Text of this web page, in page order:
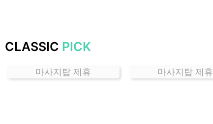
가
격
CLASSIC PICK
마사지탑 제휴 마사지탑 제휴